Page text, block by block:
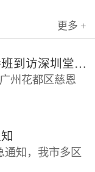
更多 +
广州慈恩堂诗班到访深圳堂、和平堂
州花都区慈恩
牧师的带领
教和平堂、深
堂教...
通知，我市多区